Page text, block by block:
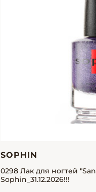
SOPHIN
0298 Лак для ногтей
Sophin_31.12.2026!!!